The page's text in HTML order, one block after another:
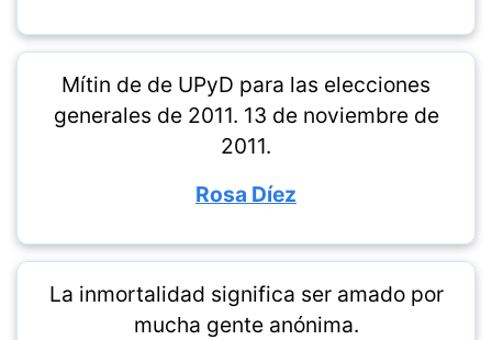
Mítin de de UPyD para las elecciones
generales de 2011. 13 de noviembre de
2011.
Rosa Díez
La inmortalidad significa ser amado por
mucha gente anónima.